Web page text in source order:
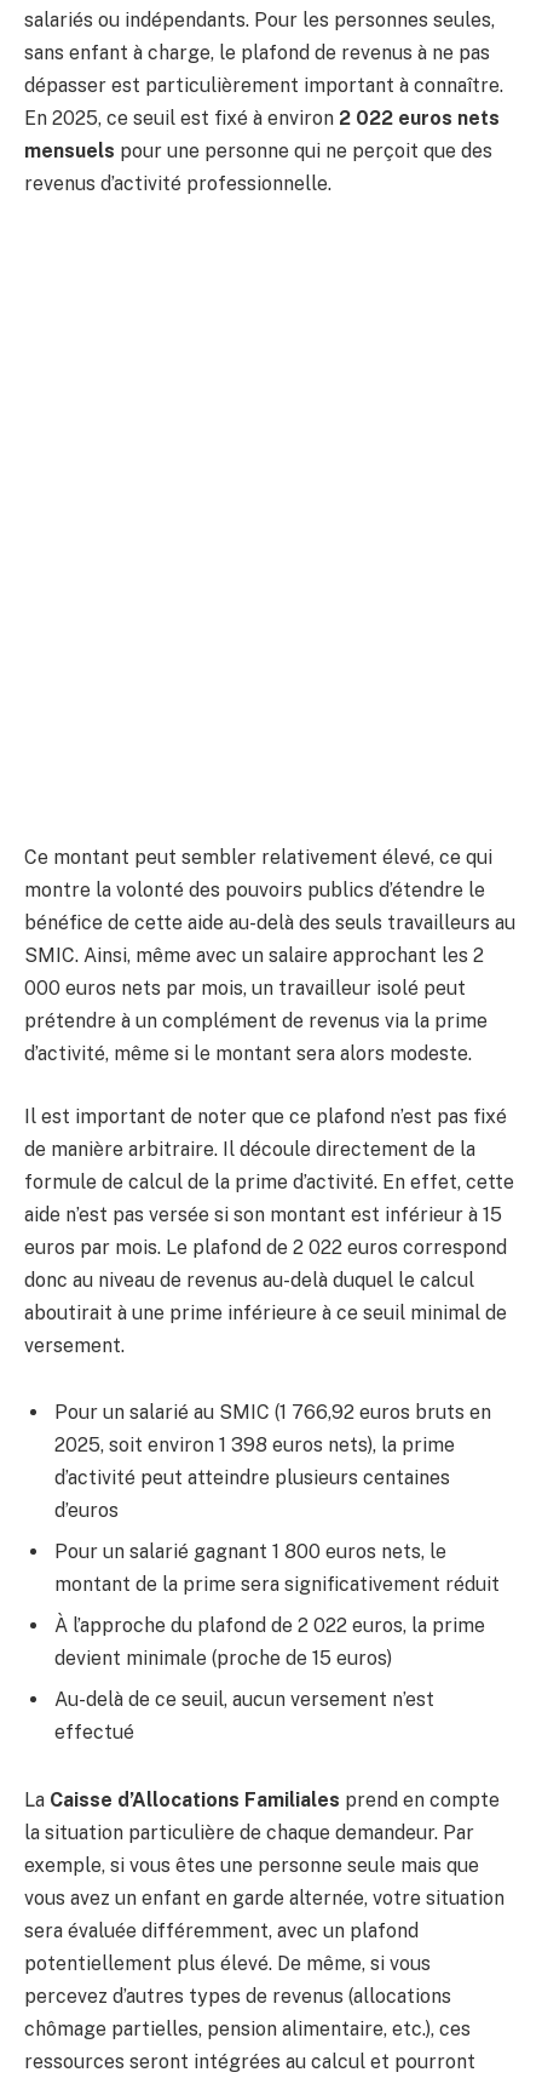
salariés ou indépendants. Pour les personnes seules,
sans enfant à charge, le plafond de revenus à ne pas
dépasser est particulièrement important à connaître.
En 2025, ce seuil est fixé à environ 2 022 euros nets
mensuels pour une personne qui ne perçoit que des
revenus d’activité professionnelle.
Ce montant peut sembler relativement élevé, ce qui
montre la volonté des pouvoirs publics d’étendre le
bénéfice de cette aide au-delà des seuls travailleurs au
SMIC. Ainsi, même avec un salaire approchant les 2
000 euros nets par mois, un travailleur isolé peut
prétendre à un complément de revenus via la prime
d’activité, même si le montant sera alors modeste.
Il est important de noter que ce plafond n’est pas fixé
de manière arbitraire. Il découle directement de la
formule de calcul de la prime d’activité. En effet, cette
aide n’est pas versée si son montant est inférieur à 15
euros par mois. Le plafond de 2 022 euros correspond
donc au niveau de revenus au-delà duquel le calcul
aboutirait à une prime inférieure à ce seuil minimal de
versement.
Pour un salarié au SMIC (1 766,92 euros bruts en
2025, soit environ 1 398 euros nets), la prime
d’activité peut atteindre plusieurs centaines
d’euros
Pour un salarié gagnant 1 800 euros nets, le
montant de la prime sera significativement réduit
À l’approche du plafond de 2 022 euros, la prime
devient minimale (proche de 15 euros)
Au-delà de ce seuil, aucun versement n’est
effectué
La Caisse d’Allocations Familiales prend en compte
la situation particulière de chaque demandeur. Par
exemple, si vous êtes une personne seule mais que
vous avez un enfant en garde alternée, votre situation
sera évaluée différemment, avec un plafond
potentiellement plus élevé. De même, si vous
percevez d’autres types de revenus (allocations
chômage partielles, pension alimentaire, etc.), ces
ressources seront intégrées au calcul et pourront